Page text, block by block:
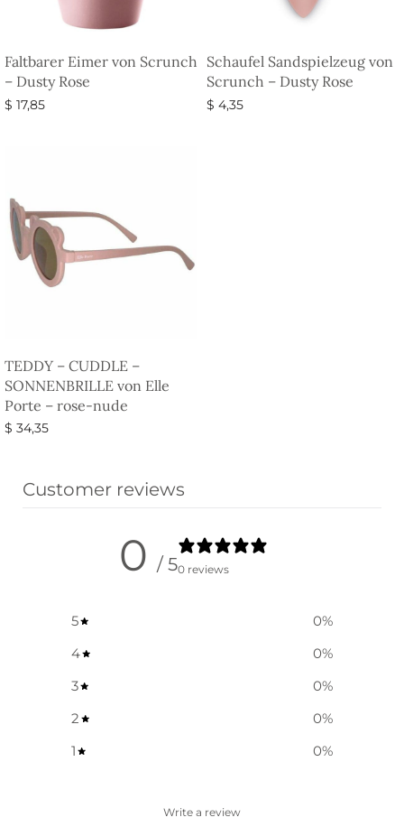
Faltbarer Eimer von Scrunch
– Dusty Rose
$ 17,85
Schaufel Sandspielzeug von
Scrunch – Dusty Rose
$ 4,35
TEDDY – CUDDLE –
SONNENBRILLE von Elle
Porte – rose-nude
$ 34,35
Customer reviews
0 / 50 reviews
5 0%
4
0%
3
0%
2
0%
1
0%
Write a review